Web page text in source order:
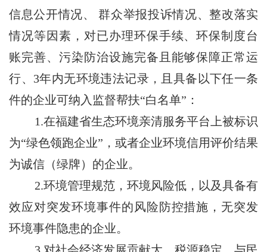
信息公开情况、
群众举报投诉情况、整改落实
情况等因素，对已办理环保手续、环保制度台
账完善、污染防治设施完备且能够保障正常运
行、 3年内无环境违法记录，且具备以下任一条
件的企业可纳入监督帮扶“白名单”：
1.在福建省生态环境亲清服务平台上被标识
为“绿色领跑企业”，或者企业环境信用评价结果
为诚信（绿牌）的企业。
2.环境管理规范，环境风险低，以及具备有
效应对突发环境事件的风险防控措施，无突发
环境事件隐患的企业。